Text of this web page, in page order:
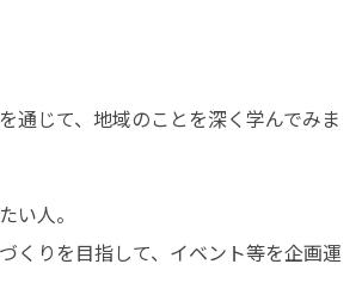
通じて、地域のことを深く学んでみま
い人。
くりを目指して、イベント等を企画運